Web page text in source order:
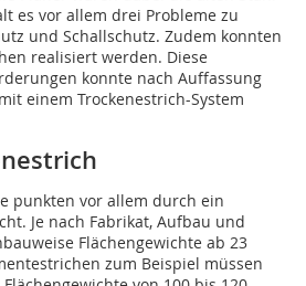
es vor allem drei Probleme zu
und Schallschutz. Zudem konnten
realisiert werden. Diese
konnte nach Auffassung
einem Trockenestrich-System
punkten vor allem durch ein
Je nach Fabrikat, Aufbau und
Flächengewichte ab 23
zum Beispiel müssen